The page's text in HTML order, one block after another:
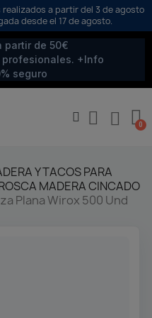
a partir del 3 de agosto
desde el 17 de agosto.
partir de 50€
+Info
seguro
Y TACOS PARA
MADERA CINCADO
Plana Wirox 500 Und